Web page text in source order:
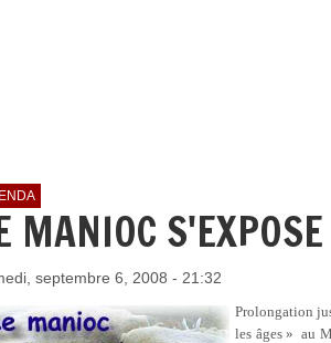
MANIOC
septembre 6, 2008 - 21:32
Prolongation
les âges » au